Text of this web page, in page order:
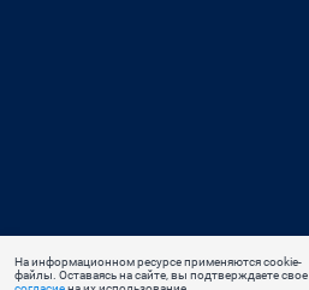
На информационном ресурсе применяются cookie-
файлы. Оставаясь на сайте, вы подтверждаете свое